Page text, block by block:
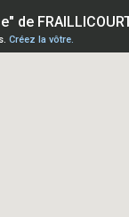
de
Créez la vôtre.